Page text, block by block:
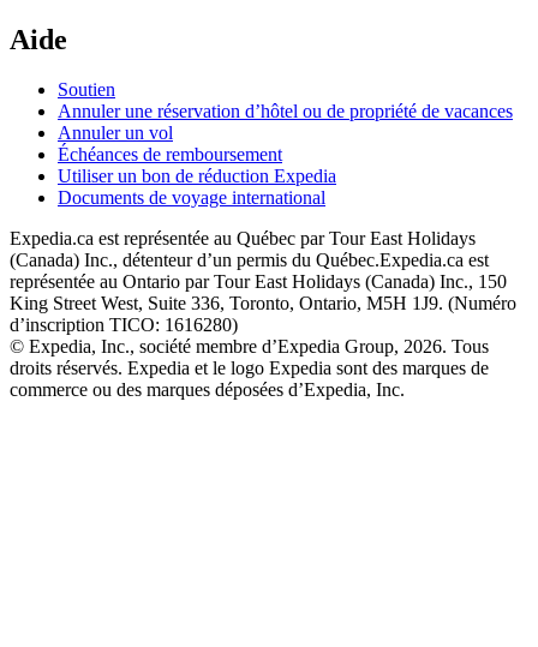
Aide
Soutien
Annuler une réservation d’hôtel ou de propriété de vacances
Annuler un vol
Échéances de remboursement
Utiliser un bon de réduction Expedia
Documents de voyage international
Expedia.ca est représentée au Québec par Tour East Holidays
(Canada) Inc., détenteur d’un permis du Québec.Expedia.ca est
représentée au Ontario par Tour East Holidays (Canada) Inc., 150
King Street West, Suite 336, Toronto, Ontario, M5H 1J9. (Numéro
d’inscription TICO: 1616280)
© Expedia, Inc., société membre d’Expedia Group, 2026. Tous
droits réservés. Expedia et le logo Expedia sont des marques de
commerce ou des marques déposées d’Expedia, Inc.